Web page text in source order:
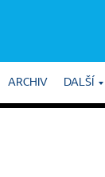
ARCHIV DALŠÍ